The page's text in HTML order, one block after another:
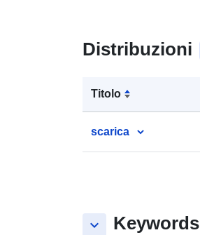
Distribuzioni
Titolo
scarica
keyboard_arrow_down Keywords